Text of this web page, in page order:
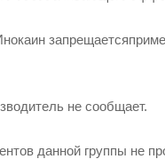
запрещается
не сообщает.
данной группы не